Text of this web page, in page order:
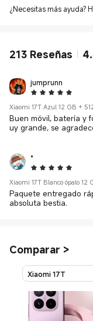
¿Necesitas más ayuda?
213 Reseñas
jumprunn
5 Star
Xiaomi 17T Azul 12 GB +
Buen móvil, batería y
uy grande, se
*
5 Star
Xiaomi 17T Blanco ópalo 12
Paquete entregado
absoluta bestia.
Comparar >
Xiaomi 17T